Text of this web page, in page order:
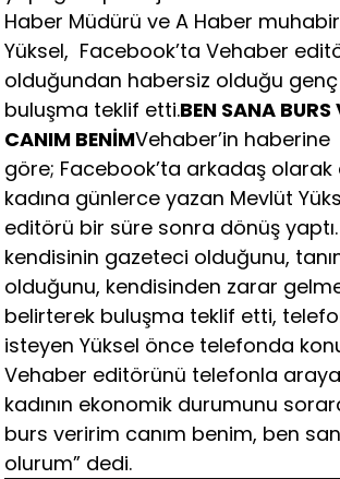
Haber Müdürü ve A Haber
Yüksel, Facebook’ta Vehaber
olduğundan habersiz olduğu genç
buluşma teklif etti.BEN SANA BURS
CANIM BENİMVehaber’in haberine
göre; Facebook’ta arkadaş
kadına günlerce yazan Mevlüt
editörü bir süre sonra dönüş yaptı.
kendisinin gazeteci olduğunu,
olduğunu, kendisinden zarar
belirterek buluşma teklif etti,
isteyen Yüksel önce telefonda
Vehaber editörünü telefonla
kadının ekonomik durumunu
burs veririm canım benim, ben
olurum” dedi.